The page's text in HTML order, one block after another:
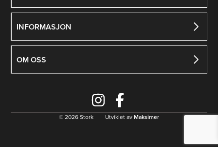
INFORMASJON
OM OSS
© 2026 Stork Utviklet avMaksimer